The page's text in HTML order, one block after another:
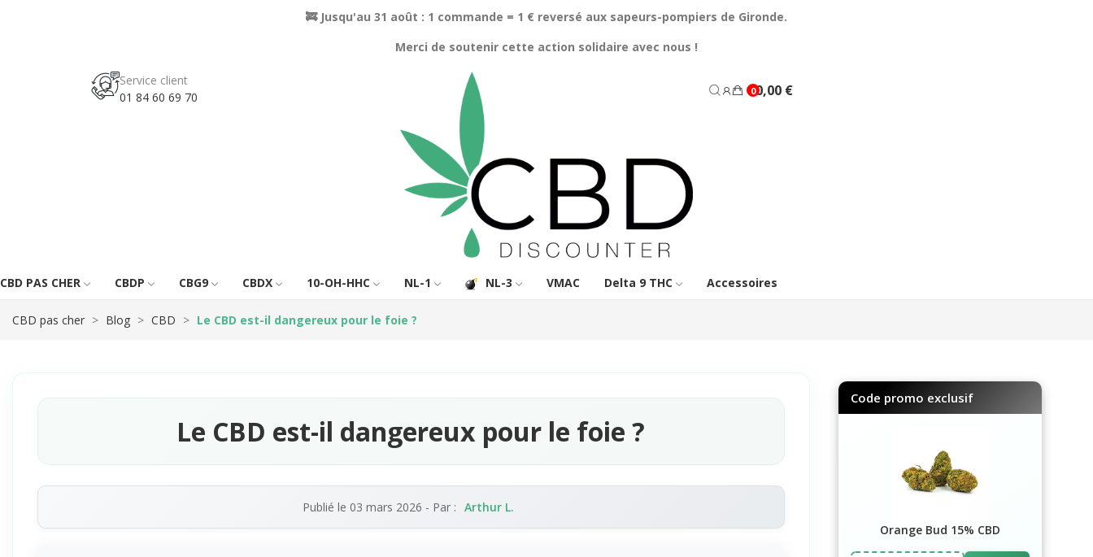
🚒 Jusqu'au 31 août : 1 commande = 1 € reversé aux sapeurs-pompiers de Gironde.
Merci de soutenir cette action solidaire avec nous !
Service client
01 84 60 69 70
0,00 €
0
CBD PAS CHER CBDP CBG9 CBDX 10-OH-HHC NL-1 NL-3 VMAC Delta 9 THC Accessoires
CBD pas cher Blog CBD Le CBD est-il dangereux pour le foie ?
Le CBD est-il dangereux pour le foie ?
Publié le 03 mars 2026 - Par : Arthur L.
Code promo exclusif
Orange Bud 15% CBD